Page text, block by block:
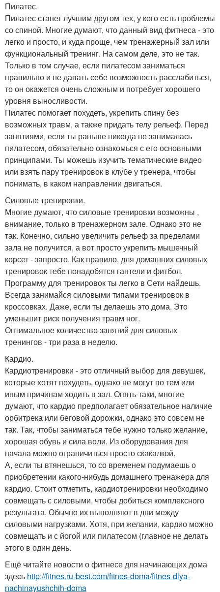
Пилатес.
Пилатес станет лучшим другом тех, у кого есть проблемы
со спиной. Многие думают, что данный вид фитнеса - это
легко и просто, и куда проще, чем тренажерный зал или
функциональный тренинг. На самом деле, это не так.
Только в том случае, если пилатесом заниматься
правильно и не давать себе возможность расслабиться,
то он окажется очень сложным и потребует хорошего
уровня выносливости.
Пилатес помогает похудеть, укрепить спину без
возможных травм, а также придать телу рельеф. Перед
занятиями, если ты раньше никогда не занималась
пилатесом, обязательно ознакомься с его основными
принципами. Ты можешь изучить тематические видео
или взять пару тренировок в клубе у тренера, чтобы
понимать, в каком направлении двигаться.
Силовые тренировки.
Многие думают, что силовые тренировки возможны ,
внимание, только в тренажерном зале. Однако это не
так. Конечно, сильно увеличить рельеф за пределами
зала не получится, а вот просто укрепить мышечный
корсет - запросто. Как правило, для домашних силовых
тренировок тебе понадобятся гантели и фитбол.
Программу для тренировок ты легко в Сети найдешь.
Всегда занимайся силовыми типами тренировок в
кроссовках. Даже, если ты делаешь это дома. Это
уменьшит риск получения травм ног.
Оптимальное количество занятий для силовых
тренингов - три раза в неделю.
Кардио.
Кардиотренировки - это отличный выбор для девушек,
которые хотят похудеть, однако не могут по тем или
иным причинам ходить в зал. Опять-таки, многие
думают, что кардио предполагает обязательное наличие
орбитрека или беговой дорожки, однако это совсем не
так. Так, чтобы заниматься тебе нужно только желание,
хорошая обувь и сила воли. Из оборудования для
начала можно ограничиться просто скакалкой.
А, если ты втянешься, то со временем подумаешь о
приобретении какого-нибудь домашнего тренажера для
кардио. Стоит отметить, кардиотренировки необходимо
совмещать с силовыми, чтобы добиться комплексного
результата. Обычно их выполняют в дни между
силовыми нагрузками. Хотя, при желании, кардио можно
совмещать и с йогой или пилатесом (главное не делать
этого в один день.
Ещё читайте новости о фитнесе для начинающих дома
здесь http://fitnes.ru-best.com/fitnes-doma/fitnes-dlya-
nachinayushchih-doma